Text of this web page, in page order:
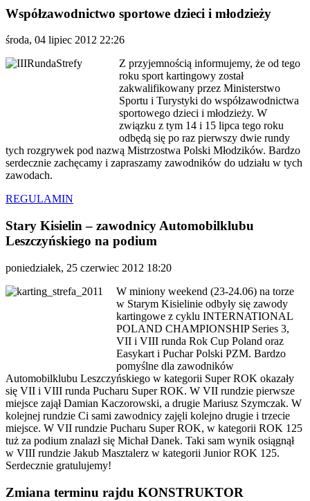
Współzawodnictwo sportowe dzieci i młodzieży
środa, 04 lipiec 2012 22:26
Z przyjemnością informujemy, że od tego
roku sport kartingowy został
zakwalifikowany przez Ministerstwo
Sportu i Turystyki do współzawodnictwa
sportowego dzieci i młodzieży. W
związku z tym 14 i 15 lipca tego roku
odbędą się po raz pierwszy dwie rundy
tych rozgrywek pod nazwą Mistrzostwa Polski Młodzików. Bardzo
serdecznie zachęcamy i zapraszamy zawodników do udziału w tych
zawodach.
REGULAMIN
Stary Kisielin – zawodnicy Automobilklubu
Leszczyńskiego na podium
poniedziałek, 25 czerwiec 2012 18:20
W miniony weekend (23-24.06) na torze
w Starym Kisielinie odbyły się zawody
kartingowe z cyklu INTERNATIONAL
POLAND CHAMPIONSHIP Series 3,
VII i VIII runda Rok Cup Poland oraz
Easykart i Puchar Polski PZM. Bardzo
pomyślne dla zawodników
Automobilklubu Leszczyńskiego w kategorii Super ROK okazały
się VII i VIII runda Pucharu Super ROK. W VII rundzie pierwsze
miejsce zajął Damian Kaczorowski, a drugie Mariusz Szymczak. W
kolejnej rundzie Ci sami zawodnicy zajęli kolejno drugie i trzecie
miejsce. W VII rundzie Pucharu Super ROK, w kategorii ROK 125
tuż za podium znalazł się Michał Danek. Taki sam wynik osiągnął
w VIII rundzie Jakub Masztalerz w kategorii Junior ROK 125.
Serdecznie gratulujemy!
Zmiana terminu rajdu KONSTRUKTOR